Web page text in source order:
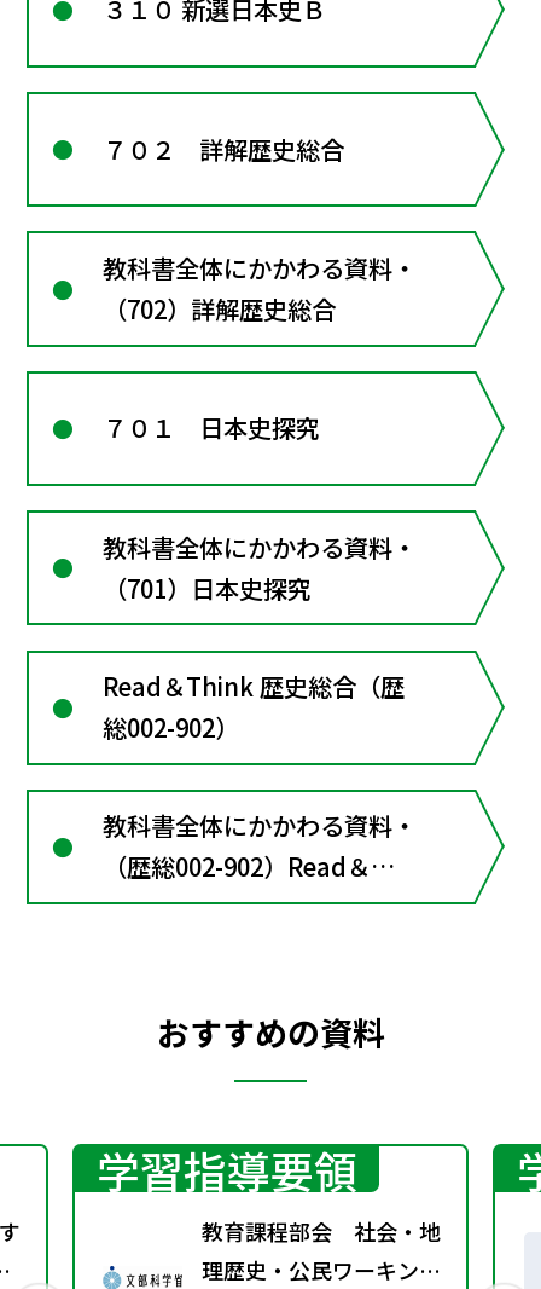
３１０ 新選日本史Ｂ
７０２ 詳解歴史総合
教科書全体にかかわる資料・
（702）詳解歴史総合
７０１ 日本史探究
教科書全体にかかわる資料・
（701）日本史探究
Read＆Think 歴史総合（歴
総002-902）
教科書全体にかかわる資料・
（歴総002-902）Read＆
Think歴史総合
おすすめの資料
学習指導要領
教育課程部会 社会・地
理歴史・公民ワーキング